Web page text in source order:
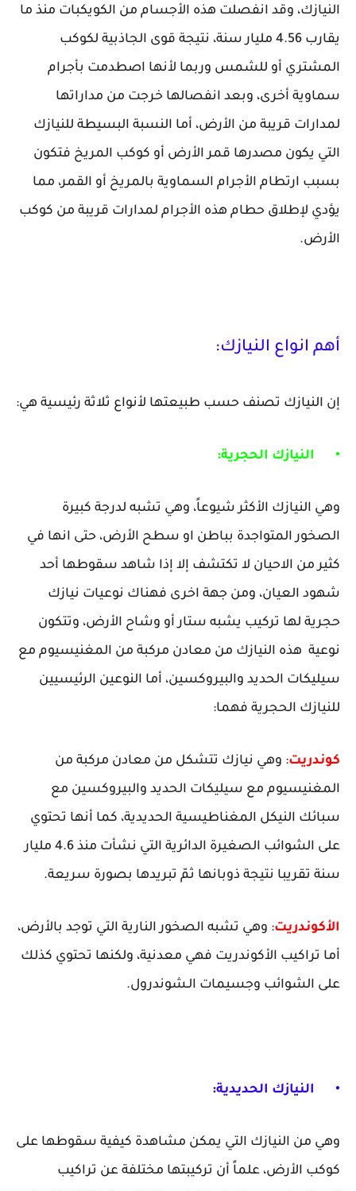
النيازك، وقد انفصلت هذه الأجسام من الكويكبات منذ ما
يقارب 4.56 مليار سنة، نتيجة قوى الجاذبية لكوكب
المشتري أو للشمس وربما لأنها اصطدمت بأجرام
سماوية أخرى، وبعد انفصالها خرجت من مداراتها
لمدارات قريبة من الأرض، أما النسبة البسيطة للنيازك
التي يكون مصدرها قمر الأرض أو كوكب المريخ فتكون
بسبب ارتطام الأجرام السماوية بالمريخ أو القمر، مما
يؤدي لإطلاق حطام هذه الأجرام لمدارات قريبة من كوكب
الأرض.
أهم انواع النيازك:
إن النيازك تصنف حسب طبيعتها لأنواع ثلاثة رئيسية هي:
• النيازك الحجرية:
وهي النيازك الأكثر شيوعاً، وهي تشبه لدرجة كبيرة
الصخور المتواجدة بباطن او سطح الأرض، حتى انها في
كثير من الاحيان لا تكتشف إلا إذا شاهد سقوطها أحد
شهود العيان، ومن جهة اخرى فهناك نوعيات نيازك
حجرية لها تركيب يشبه ستار أو وشاح الأرض، وتتكون
نوعية هذه النيازك من معادن مركبة من المغنيسيوم مع
سيليكات الحديد والبيروكسين، أما النوعين الرئيسيين
للنيازك الحجرية فهما:
كوندريت: وهي نيازك تتشكل من معادن مركبة من
المغنيسيوم مع سيليكات الحديد والبيروكسين مع
سبائك النيكل المغناطيسية الحديدية، كما أنها تحتوي
على الشوائب الصغيرة الدائرية التي نشأت منذ 4.6 مليار
سنة تقريبا نتيجة ذوبانها ثمّ تبريدها بصورة سريعة.
الأكوندريت: وهي تشبه الصخور النارية التي توجد بالأرض،
أما تراكيب الأكوندريت فهي معدنية، ولكنها تحتوي كذلك
على الشوائب وجسيمات الـشوندرول.
• النيازك الحديدية:
وهي من النيازك التي يمكن مشاهدة كيفية سقوطها على
كوكب الأرض، علماً أن تركيبتها مختلفة عن تراكيب